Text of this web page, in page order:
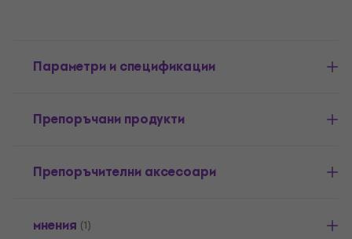
Параметри и спецификации
Препоръчани продукти
Препоръчителни аксесоари
мнения (1)